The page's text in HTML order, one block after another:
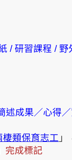
/ 研習課程 /
述成果／心得
棲類保育志工
完成標記